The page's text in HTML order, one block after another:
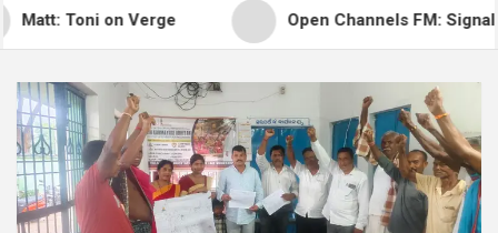
on Verge Open Channels FM: Signal – Issue 19